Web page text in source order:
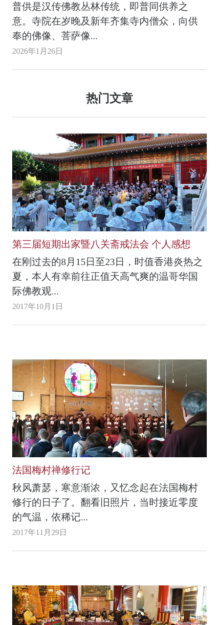
普供是汉传佛教丛林传统，即普同供养之
意。寺院在岁晚及新年齐集寺内僧众，向供
奉的佛像、菩萨像...
2026年1月26日
热门文章
第三届短期出家暨八关斋戒法会 个人感想
在刚过去的8月15日至23日，时值香港炎热之
夏，本人有幸前往正值天高气爽的温哥华国
际佛教观...
2017年10月1日
法国梅村禅修行记
秋风萧瑟，寒意渐浓，又忆念起在法国梅村
修行的日子了。翻看旧照片，当时接近零度
的气温，依稀记...
2017年11月29日